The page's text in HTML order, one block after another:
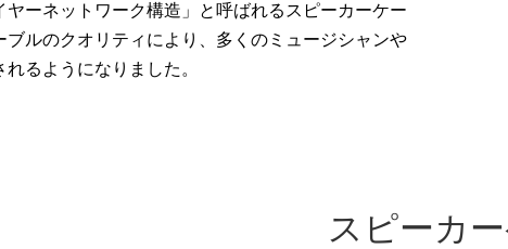
ヤーネットワーク構造」と呼ばれるスピーカーケー
ブルのクオリティにより、多くのミュージシャンや
るようになりました。
スピーカ